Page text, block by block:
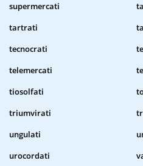
supermercati
tartrati
tecnocrati
telemercati
tiosolfati
triumvirati
ungulati
urocordati